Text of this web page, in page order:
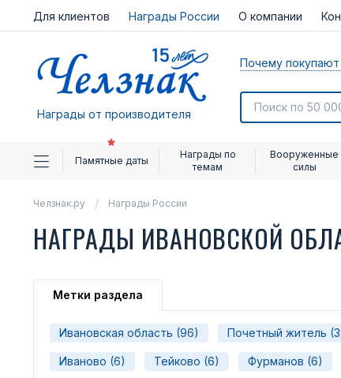
Для клиентов Награды России О компании
Награды от производителя
Почему покупают
Памятные даты
Награды по
темам
Вооруженные
силы
Челзнак.ру Награды России
НАГРАДЫ ИВАНОВСКОЙ
Метки раздела
Ивановская область (96) Почетный житель
Иваново (6) Тейково (6) Фурманов (6)